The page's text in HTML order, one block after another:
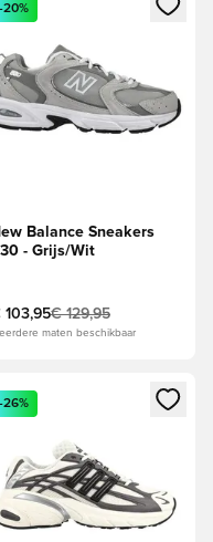
-20%
Balance Sneakers
- Grijs/Wit
103,95€ 129,95
maten beschikbaar
of je aan te melden als
een venster om in te
-26%